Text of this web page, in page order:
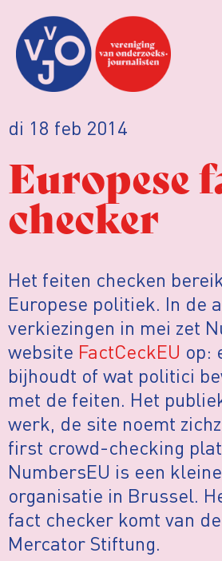
di 18 feb 2014
Europese
checker
Het feiten checken
Europese politiek. In de
verkiezingen in mei zet
website FactCeckEU op:
bijhoudt of wat politici
met de feiten. Het
werk, de site noemt
first crowd-checking
NumbersEU is een
organisatie in Brussel.
fact checker komt van
Mercator Stiftung.